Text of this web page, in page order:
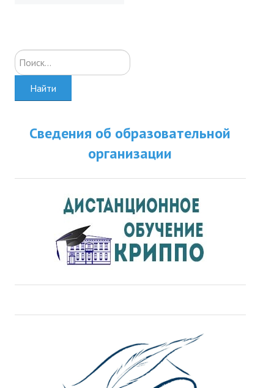
Искать...
Найти
Сведения об образовательной
организации